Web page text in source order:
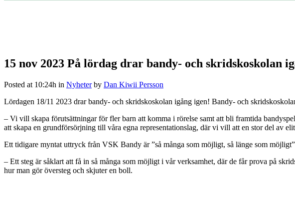
15 nov 2023 På lördag drar bandy- och skridskoskolan
Posted at 10:24h in Nyheter by Dan Kiwii Persson
Lördagen 18/11 2023 drar bandy- och skridskoskolan igång igen! Bandy- och
– Vi vill skapa förutsättningar för fler barn att komma i rörelse samt att bli framtida
att skapa en grundförsörjning till våra egna representationslag, där vi vill att en stor del av
Ett tidigare myntat uttryck från VSK Bandy är ”så många som möjligt, så länge som
– Ett steg är såklart att få in så många som möjligt i vår verksamhet, där de får prova på
hur man gör översteg och skjuter en boll.